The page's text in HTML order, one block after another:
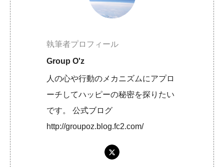
執筆者プロフィール
Group O'z
人の心や行動のメカニズムにアプロ
ーチしてハッピーの秘密を探りたい
です。 公式ブログ
http://groupoz.blog.fc2.com/